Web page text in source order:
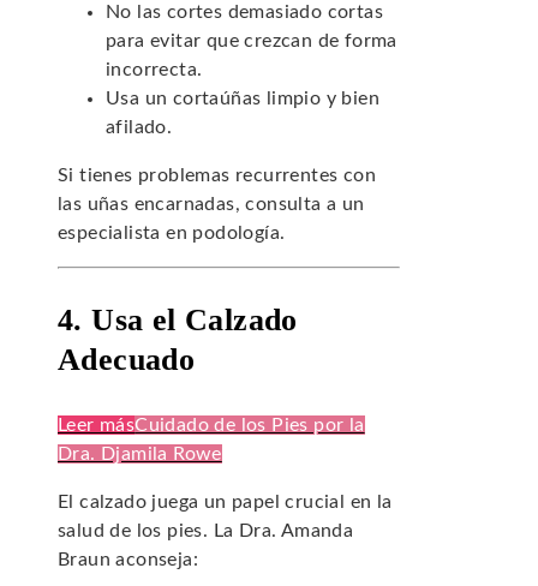
No las cortes demasiado cortas
para evitar que crezcan de forma
incorrecta.
Usa un cortaúñas limpio y bien
afilado.
Si tienes problemas recurrentes con
las uñas encarnadas, consulta a un
especialista en podología.
4. Usa el Calzado
Adecuado
Leer másCuidado de los Pies por la
Dra. Djamila Rowe
El calzado juega un papel crucial en la
salud de los pies. La Dra. Amanda
Braun aconseja: